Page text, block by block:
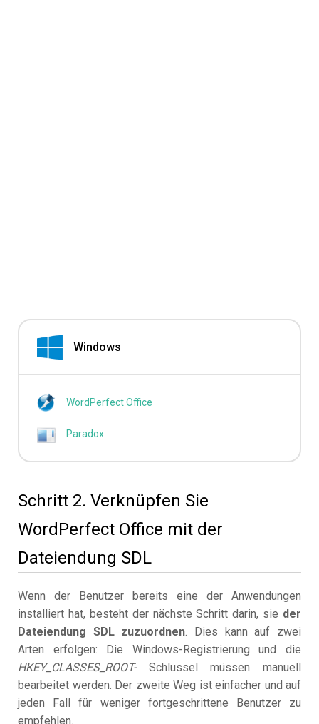
Windows
WordPerfect Office
Paradox
Schritt 2. Verknüpfen Sie
WordPerfect Office mit der
Dateiendung SDL
Wenn der Benutzer bereits eine der Anwendungen
installiert hat, besteht der nächste Schritt darin, sie der
Dateiendung SDL zuzuordnen. Dies kann auf zwei
Arten erfolgen: Die Windows-Registrierung und die
HKEY_CLASSES_ROOT-Schlüssel müssen manuell
bearbeitet werden. Der zweite Weg ist einfacher und auf
jeden Fall für weniger fortgeschrittene Benutzer zu
empfehlen.